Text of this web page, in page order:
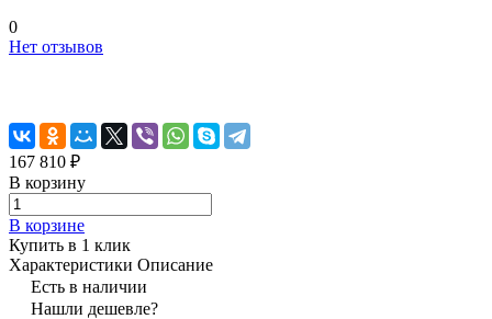
0
Нет отзывов
167 810 ₽
В корзину
В корзине
Купить в 1 клик
Характеристики Описание
Есть в наличии
Нашли дешевле?